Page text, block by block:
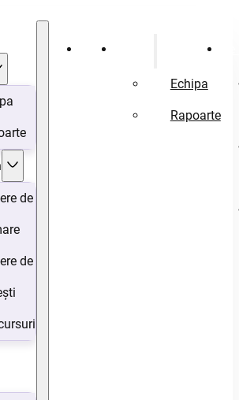
de
de
Acasă
Echipa
Rapoarte